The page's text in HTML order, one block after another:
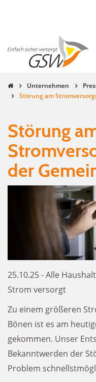
Unternehmen
Störung am
Störung
der
25.10.25 - Alle
Strom versorgt
Zu einem größeren
Bönen ist es am
gekommen. Unser
Bekanntwerden der
Problem